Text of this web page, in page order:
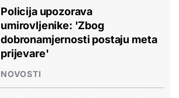
Policija upozorava
umirovljenike: 'Zbog
dobronamjernosti postaju meta
prijevare'
NOVOSTI